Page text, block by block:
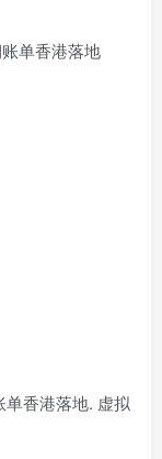
单香港落地
香港落地. 虚拟